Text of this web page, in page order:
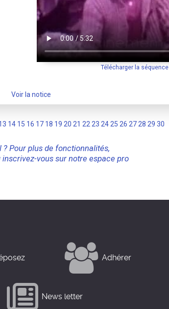
Télécharger la séquence
Voir la notice
14 15 16 17 18 19 20 21 22 23 24 25 26 27 28 29 30
? Pour plus de fonctionnalités,
vous sur notre espace pro
Adhérer
News letter